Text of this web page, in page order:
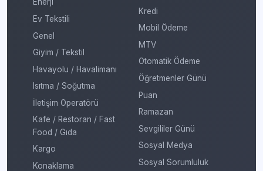
Enerji
Ev Tekstili
Genel
Giyim / Tekstil
Havayolu / Havalimanı
Isıtma / Soğutma
İletişim Operatörü
Kafe / Restoran / Fast
Food / Gıda
Kargo
Konaklama
Kredi
Mobil Ödeme
MTV
Otomatik Ödeme
Öğretmenler Günü
Puan
Ramazan
Sevgililer Günü
Sosyal Medya
Sosyal Sorumluluk